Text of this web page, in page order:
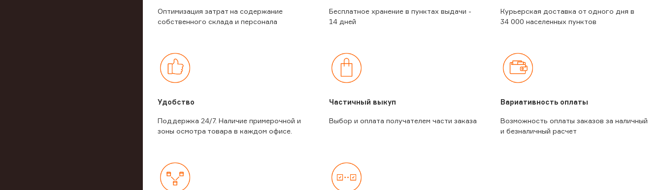
Оптимизация затрат на содержание
собственного склада и персонала
Бесплатное хранение в пунктах выдачи -
14 дней
Курьерская доставка от одного дня в
34 000 населенных пунктов
Удобство
Поддержка 24/7. Наличие примерочной и
зоны осмотра товара в каждом офисе.
Частичный выкуп
Выбор и оплата получателем части заказа
Вариативность оплаты
Возможность оплаты заказов за наличный
и безналичный расчет